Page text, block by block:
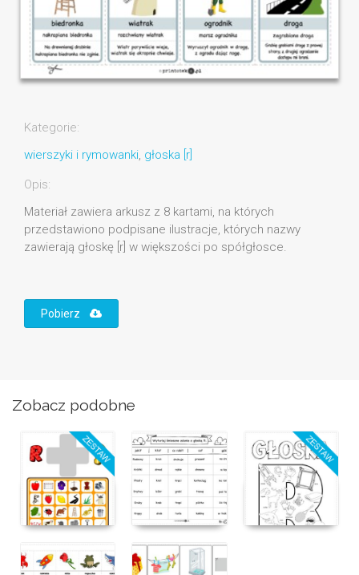
Kategorie:
wierszyki i rymowanki, głoska [r]
Opis:
Materiał zawiera arkusz z 8 kartami, na których
przedstawiono podpisane ilustracje, których nazwy
zawierają głoskę [r] w większości po spółgłosce.
Pobierz
Zobacz podobne